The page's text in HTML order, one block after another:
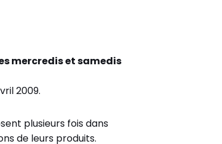
mercredis et samedis
2009.
plusieurs fois dans
de leurs produits.